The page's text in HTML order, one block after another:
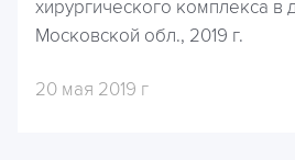
хирургического комплекса в
Московской обл., 2019 г.
20 мая 2019 г